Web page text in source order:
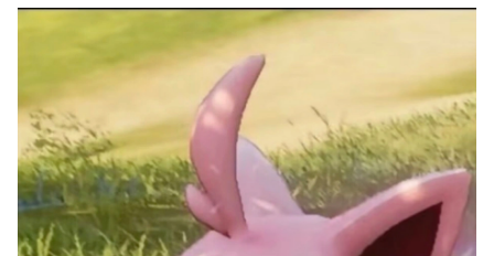
活动名称：分享送仙玉
活动奖励：仙玉*600(上线后发放)
活动时间：2024年1月30日-3月9日
参与方式：在评论区分享你与《爱西游》的点点滴滴，并留下邮
箱，我们将在评论区抽出10位西行者送出活